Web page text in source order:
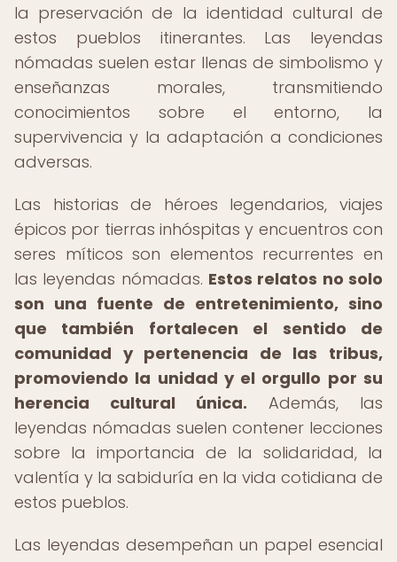
la preservación de la identidad cultural de
estos pueblos itinerantes. Las leyendas
nómadas suelen estar llenas de simbolismo y
enseñanzas morales, transmitiendo
conocimientos sobre el entorno, la
supervivencia y la adaptación a condiciones
adversas.
Las historias de héroes legendarios, viajes
épicos por tierras inhóspitas y encuentros con
seres míticos son elementos recurrentes en
las leyendas nómadas. Estos relatos no solo
son una fuente de entretenimiento, sino
que también fortalecen el sentido de
comunidad y pertenencia de las tribus,
promoviendo la unidad y el orgullo por su
herencia cultural única. Además, las
leyendas nómadas suelen contener lecciones
sobre la importancia de la solidaridad, la
valentía y la sabiduría en la vida cotidiana de
estos pueblos.
Las leyendas desempeñan un papel esencial